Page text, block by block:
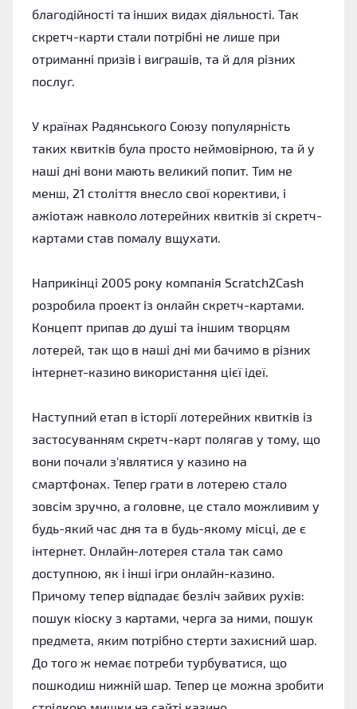
благодійності та інших видах діяльності. Так
скретч-карти стали потрібні не лише при
отриманні призів і виграшів, та й для різних
послуг.
У країнах Радянського Союзу популярність
таких квитків була просто неймовірною, та й у
наші дні вони мають великий попит. Тим не
менш, 21 століття внесло свої корективи, і
ажіотаж навколо лотерейних квитків зі скретч-
картами став помалу вщухати.
Наприкінці 2005 року компанія Scratch2Cash
розробила проект із онлайн скретч-картами.
Концепт припав до душі та іншим творцям
лотерей, так що в наші дні ми бачимо в різних
інтернет-казино використання цієї ідеї.
Наступний етап в історії лотерейних квитків із
застосуванням скретч-карт полягав у тому, що
вони почали з'являтися у казино на
смартфонах. Тепер грати в лотерею стало
зовсім зручно, а головне, це стало можливим у
будь-який час дня та в будь-якому місці, де є
інтернет. Онлайн-лотерея стала так само
доступною, як і інші ігри онлайн-казино.
Причому тепер відпадає безліч зайвих рухів:
пошук кіоску з картами, черга за ними, пошук
предмета, яким потрібно стерти захисний шар.
До того ж немає потреби турбуватися, що
пошкодиш нижній шар. Тепер це можна зробити